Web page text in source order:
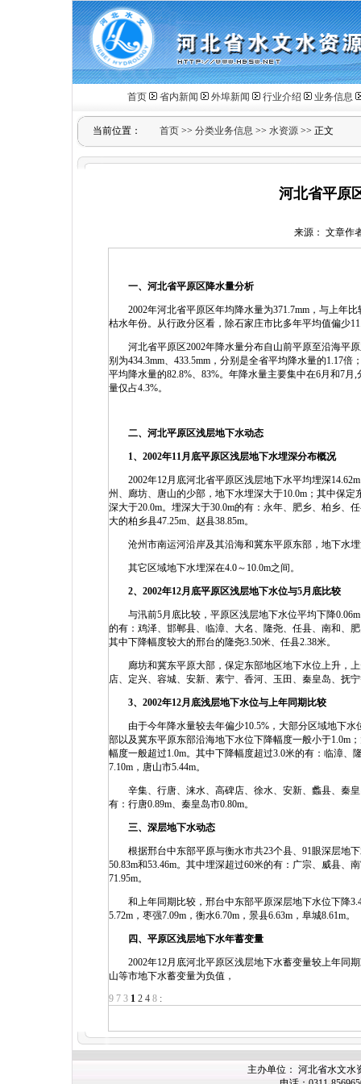
首页 省内新闻 外埠新闻 行业介绍 业务信息
当前位置： 首页 >> 分类业务信息 >> 水资源 >> 正文
河北省平原
来源： 文章作
一、河北省平原区降水量分析
2002年河北省平原区年均降水量为371.7mm，与上年比
枯水年份。从行政分区看，除石家庄市比多年平均值偏少
河北省平原区2002年降水量分布自山前平原至沿海平原
别为434.3mm、433.5mm，分别是全省平均降水量的1.17
平均降水量的82.8%、83%。年降水量主要集中在6月和7
量仅占4.3%。
二、河北平原区浅层地下水动态
1、2002年11月底平原区浅层地下水埋深分布概况
2002年12月底河北省平原区浅层地下水平均埋深
州、廊坊、唐山的少部，地下水埋深大于10.0m；其中保
深大于20.0m。埋深大于30.0m的有：永年、肥乡、柏乡、
大的柏乡县47.25m、赵县38.85m。
沧州市南运河沿岸及其沿海和冀东平原东部，地下水埋
其它区域地下水埋深在4.0～10.0m之间。
2、2002年12月底平原区浅层地下水位与5月底比较
与汛前5月底比较，平原区浅层地下水位平均下降0.06m
的有：鸡泽、邯郸县、临漳、大名、隆尧、任县、南和、
其中下降幅度较大的邢台的隆尧3.50米、任县2.38米。
廊坊和冀东平原大部，保定东部地区地下水位上升，上
店、定兴、容城、安新、素宁、香河、玉田、秦皇岛、抚
3、2002年12月底浅层地下水位与上年同期比较
由于今年降水量较去年偏少10.5%，大部分区域地下水
部以及冀东平原东部沿海地下水位下降幅度一般小于1.0m
幅度一般超过1.0m。其中下降幅度超过3.0米的有：临漳
7.10m，唐山市5.44m。
辛集、行唐、涞水、高碑店、徐水、安新、蠡县、秦皇
有：行唐0.89m、秦皇岛市0.80m。
三、深层地下水动态
根据邢台中东部平原与衡水市共23个县、91眼深层地下
50.83m和53.46m。其中埋深超过60米的有：广宗、威县、
71.95m。
和上年同期比较，邢台中东部平原深层地下水位下降
5.72m，枣强7.09m，衡水6.70m，景县6.63m，阜城8.61m。
四、平原区浅层地下水年蓄变量
2002年12月底河北平原区浅层地下水蓄变量较上年同期
山等市地下水蓄变量为负值，
9 7 3 1 2 4 8 :
主办单位： 河北省水文水